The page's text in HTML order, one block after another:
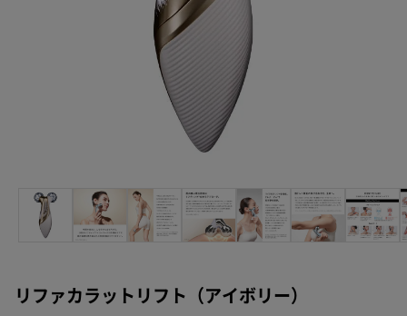
リファカラットリフト（アイボリー）